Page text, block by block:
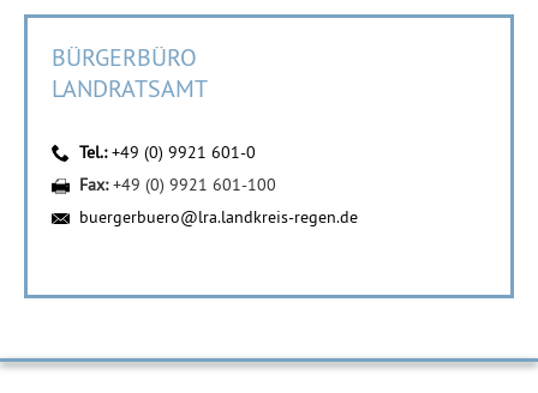
BÜRGERBÜRO
LANDRATSAMT
Tel.:+49 (0) 9921 601-0
Fax:+49 (0) 9921 601-100
buergerbuero@lra.landkreis-regen.de